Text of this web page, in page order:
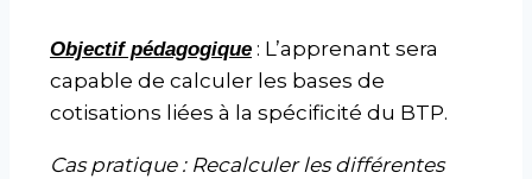
Objectif pédagogique : L’apprenant sera
capable de calculer les bases de
cotisations liées à la spécificité du BTP.
Cas pratique : Recalculer les différentes